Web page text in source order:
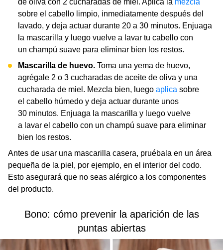
de oliva con 2 cucharadas de miel. Aplica la mezcla
sobre el cabello limpio, inmediatamente después del
lavado, y deja actuar durante 20 a 30 minutos. Enjuaga
la mascarilla y luego vuelve a lavar tu cabello con
un champú suave para eliminar bien los restos.
Mascarilla de huevo. Toma una yema de huevo,
agrégale 2 o 3 cucharadas de aceite de oliva y una
cucharada de miel. Mezcla bien, luego aplica sobre
el cabello húmedo y deja actuar durante unos
30 minutos. Enjuaga la mascarilla y luego vuelve
a lavar el cabello con un champú suave para eliminar
bien los restos.
Antes de usar una mascarilla casera, pruébala en un área
pequeña de la piel, por ejemplo, en el interior del codo.
Esto asegurará que no seas alérgico a los componentes
del producto.
Bono: cómo prevenir la aparición de las
puntas abiertas